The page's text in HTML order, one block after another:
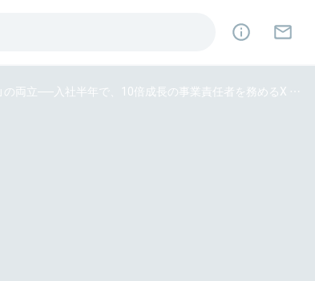
事業家人材が望むのは「アクセルをベタ踏みできる環境」「地に足の着いた経営」の両立──入社半年で、10倍成長の事業責任者を務めるX Mile安藤が明かす、“コンパウンド化”の過程のリアル